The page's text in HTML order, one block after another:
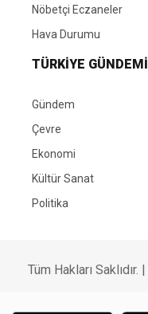
Nöbetçi Eczaneler
Hava Durumu
TÜRKIYE GÜNDEMI
Gündem
Çevre
Ekonomi
Kültür Sanat
Politika
Tüm Hakları Saklıdır. |